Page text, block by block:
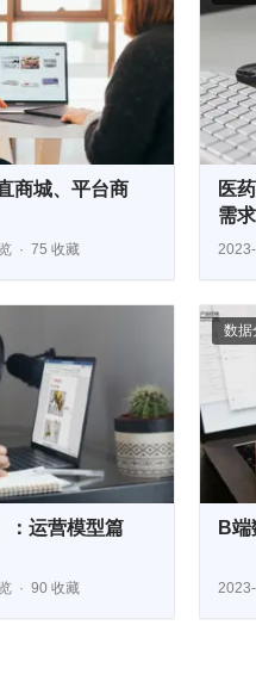
商城、平台商
75 收藏
医
需
：运营模型篇
90 收藏
数据
B